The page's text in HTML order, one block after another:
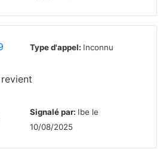
Type d'appel: Inconnu
Signalé par: Ibe le
10/08/2025